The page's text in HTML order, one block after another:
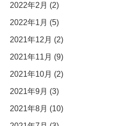
2022年2月 (2)
2022年1月 (5)
2021年12月 (2)
2021年11月 (9)
2021年10月 (2)
2021年9月 (3)
2021年8月 (10)